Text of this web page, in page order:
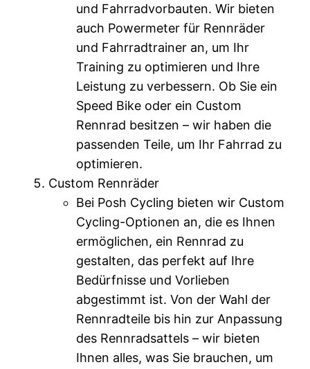
und Fahrradvorbauten. Wir bieten
auch Powermeter für Rennräder
und Fahrradtrainer an, um Ihr
Training zu optimieren und Ihre
Leistung zu verbessern. Ob Sie ein
Speed Bike oder ein Custom
Rennrad besitzen – wir haben die
passenden Teile, um Ihr Fahrrad zu
optimieren.
Custom Rennräder
Bei Posh Cycling bieten wir Custom
Cycling-Optionen an, die es Ihnen
ermöglichen, ein Rennrad zu
gestalten, das perfekt auf Ihre
Bedürfnisse und Vorlieben
abgestimmt ist. Von der Wahl der
Rennradteile bis hin zur Anpassung
des Rennradsattels – wir bieten
Ihnen alles, was Sie brauchen, um